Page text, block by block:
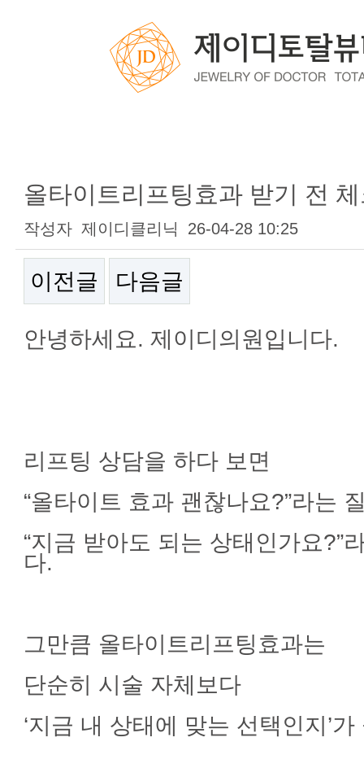
올타이트리프팅효과 받기 전
작성자 제이디클리닉 26-04-28 10:25
이전글 다음글
본문
안녕하세요. 제이디의원입니다.
리프팅 상담을 하다 보면
“올타이트 효과 괜찮나요?”라는
“지금 받아도 되는 상태인가요?”
다.
그만큼 올타이트리프팅효과는
단순히 시술 자체보다
‘지금 내 상태에 맞는 선택인지’